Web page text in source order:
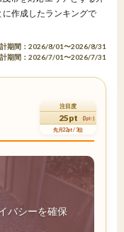
作成したランキングで
計期間：2026/8/01〜2026/8/31
期間：2026/7/01〜2026/7/31
注目度
25pt (3pt↑)
先月22pt / 3位
バシーを確保